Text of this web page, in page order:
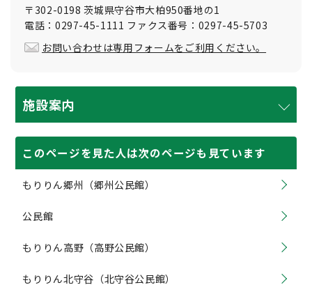
〒302-0198 茨城県守谷市大柏950番地の1
電話：0297-45-1111 ファクス番号：0297-45-5703
お問い合わせは専用フォームをご利用ください。
施設案内
このページを見た人は次のページも見ています
もりりん郷州（郷州公民館）
公民館
もりりん高野（高野公民館）
もりりん北守谷（北守谷公民館）